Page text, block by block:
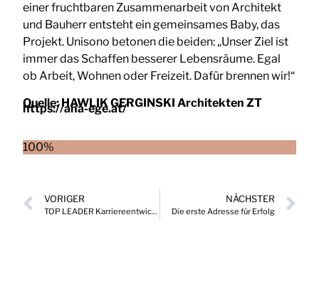
einer fruchtbaren Zusammenarbeit von Architekt
und Bauherr entsteht ein gemeinsames Baby, das
Projekt. Unisono betonen die beiden: „Unser Ziel ist
immer das Schaffen besserer Lebensräume. Egal
ob Arbeit, Wohnen oder Freizeit. Dafür brennen wir!“
Quelle:HAWLIK GERGINSKI Architekten ZT
https://aha-ege.at/
100%
VORIGER
TOP LEADER Karriereentwicklungen, die Drehscheibe wichtiger Positionen in Österreich 12/2023
NÄCHSTER
Die erste Adresse für Erfolg